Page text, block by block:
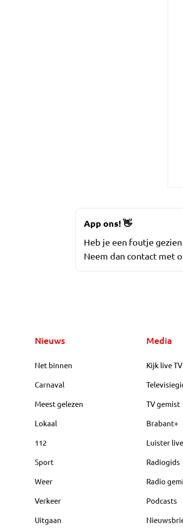
App ons!👋
Heb je een foutje
Neem dan contact met
Nieuws
Net binnen
Carnaval
Meest gelezen
Lokaal
112
Sport
Weer
Verkeer
Uitgaan
Media
Kijk live TV
TV gemist
Brabant+
Luister
Radiogids
Radio
Podcasts